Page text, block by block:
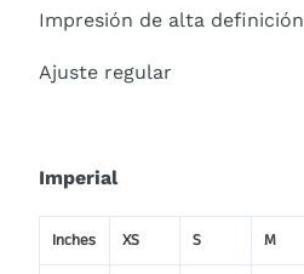
Impresión de alta definición
Ajuste regular
Imperial
Inches XS S M